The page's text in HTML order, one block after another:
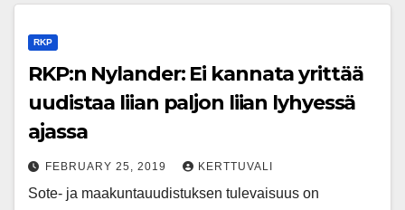
RKP
RKP:n Nylander: Ei kannata yrittää
uudistaa liian paljon liian lyhyessä
ajassa
FEBRUARY 25, 2019 KERTTUVALI
Sote- ja maakuntauudistuksen tulevaisuus on